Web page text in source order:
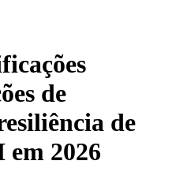
de
de
em 2026